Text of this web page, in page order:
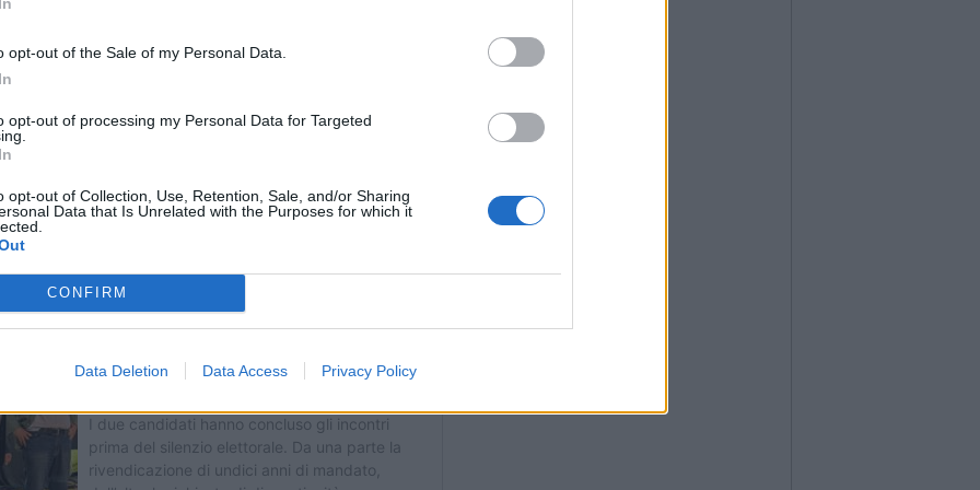
opt-out of the Sale of my Personal Data.
opt-out of processing my Personal Data for Targeted
opt-out of Collection, Use, Retention, Sale, and/or Sharing
Data that Is Unrelated with the Purposes for which it
CONFIRM
Data Deletion Data Access Privacy Policy
una lista: è sufficiente indicare il
più di un segno, o con segni che non
la preferenza, viene annullata.
Stefano Aliprandini,per il